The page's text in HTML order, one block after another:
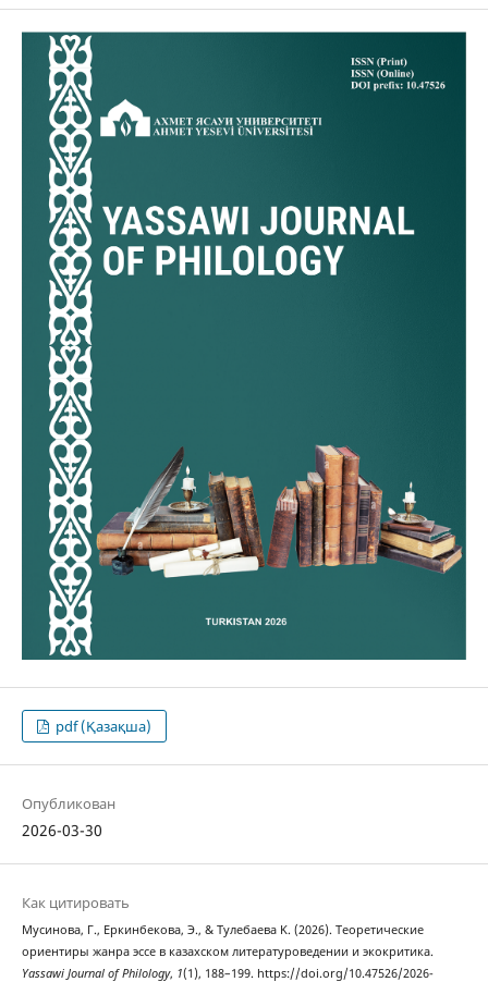
pdf (Қазақша)
Опубликован
2026-03-30
Как цитировать
Мусинова, Г., Еркинбекова, Э., & Тулебаева K. (2026). Теоретические
ориентиры жанра эссе в казахском литературоведении и экокритика.
Yassawi Journal of Philology, 1(1), 188–199. https://doi.org/10.47526/2026-